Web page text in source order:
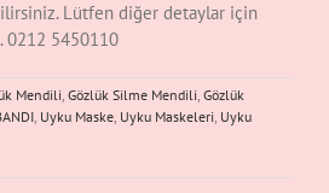
Lütfen diğer detaylar için
0212 5450110
Mendili, Gözlük Silme Mendili, Gözlük
, Uyku Maske, Uyku Maskeleri, Uyku